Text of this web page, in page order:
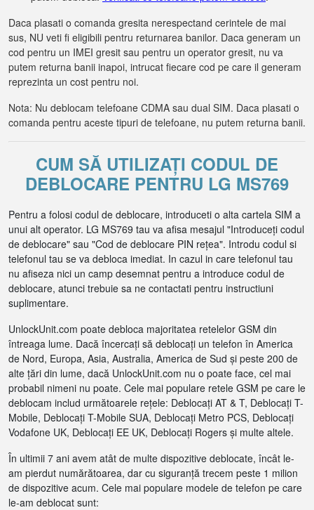
Daca plasati o comanda gresita nerespectand cerintele de mai
sus, NU veti fi eligibili pentru returnarea banilor. Daca generam un
cod pentru un IMEI gresit sau pentru un operator gresit, nu va
putem returna banii inapoi, intrucat fiecare cod pe care il generam
reprezinta un cost pentru noi.
Nota: Nu deblocam telefoane CDMA sau dual SIM. Daca plasati o
comanda pentru aceste tipuri de telefoane, nu putem returna banii.
CUM SĂ UTILIZAȚI CODUL DE
DEBLOCARE PENTRU LG MS769
Pentru a folosi codul de deblocare, introduceti o alta cartela SIM a
unui alt operator. LG MS769 tau va afisa mesajul "Introduceți codul
de deblocare" sau "Cod de deblocare PIN rețea". Introdu codul si
telefonul tau se va debloca imediat. In cazul in care telefonul tau
nu afiseza nici un camp desemnat pentru a introduce codul de
deblocare, atunci trebuie sa ne contactati pentru instructiuni
suplimentare.
UnlockUnit.com poate debloca majoritatea retelelor GSM din
întreaga lume. Dacă încercați să deblocați un telefon în America
de Nord, Europa, Asia, Australia, America de Sud și peste 200 de
alte țări din lume, dacă UnlockUnit.com nu o poate face, cel mai
probabil nimeni nu poate. Cele mai populare retele GSM pe care le
deblocam includ următoarele rețele: Deblocați AT & T, Deblocați T-
Mobile, Deblocați T-Mobile SUA, Deblocați Metro PCS, Deblocați
Vodafone UK, Deblocați EE UK, Deblocați Rogers și multe altele.
În ultimii 7 ani avem atât de multe dispozitive deblocate, încât le-
am pierdut numărătoarea, dar cu siguranță trecem peste 1 milion
de dispozitive acum. Cele mai populare modele de telefon pe care
le-am deblocat sunt: